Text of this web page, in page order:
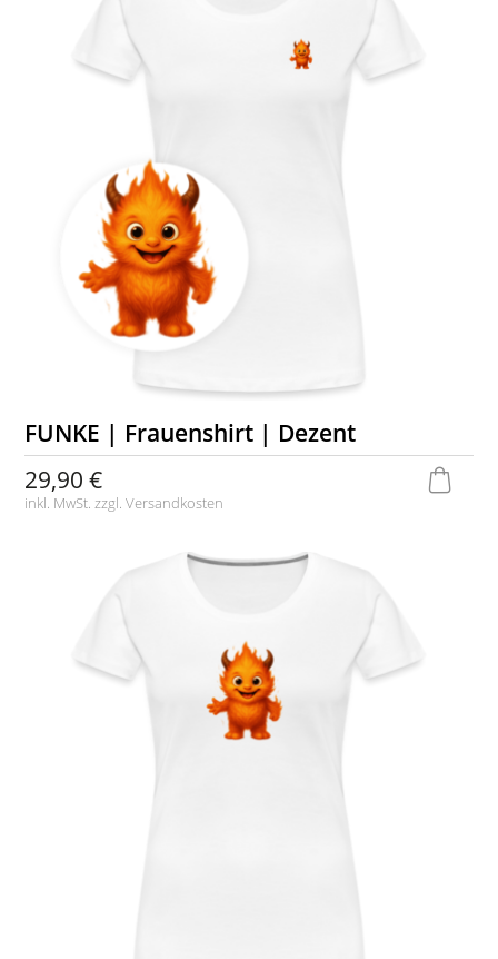
FUNKE | Frauenshirt | Dezent
29,90 €
inkl. MwSt. zzgl.Versandkosten